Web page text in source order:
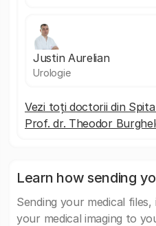
Justin Aurelian
Urologie
Vezi toți doctorii din
Prof. dr. Theodor
Learn how sending
Sending your medical files,
your medical imaging to